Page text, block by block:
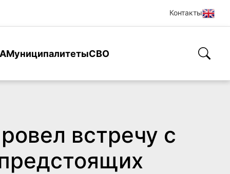
Контакты
МуниципалитетыСВО
встречу с